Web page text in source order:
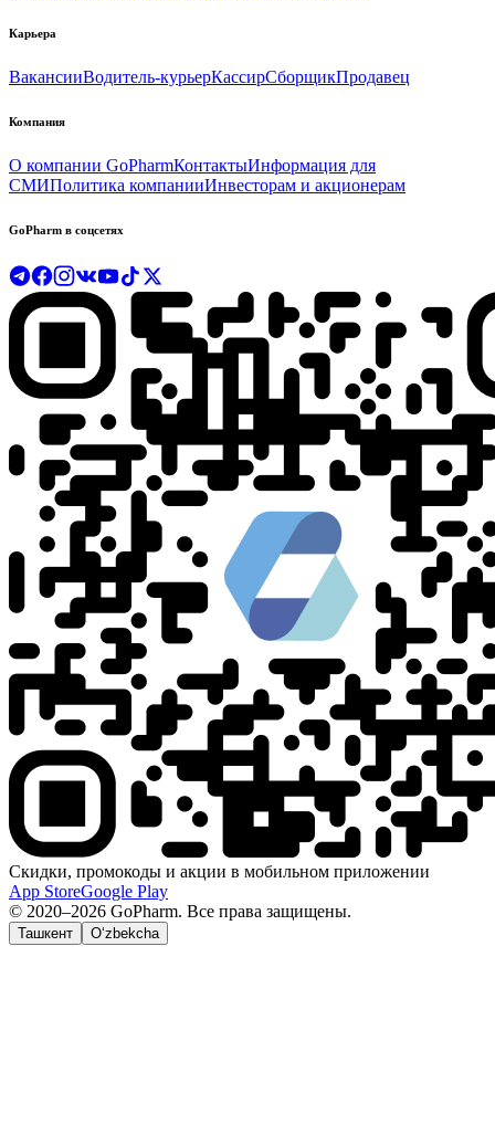
Карьера
ВакансииВодитель-курьерКассирСборщикПродавец
Компания
О компании GoPharmКонтактыИнформация для
СМИПолитика компанииИнвесторам и акционерам
GoPharm в соцсетях
Скидки, промокоды и акции в мобильном приложении
App StoreGoogle Play
© 2020–2026 GoPharm. Все права защищены.
Ташкент O‘zbekcha